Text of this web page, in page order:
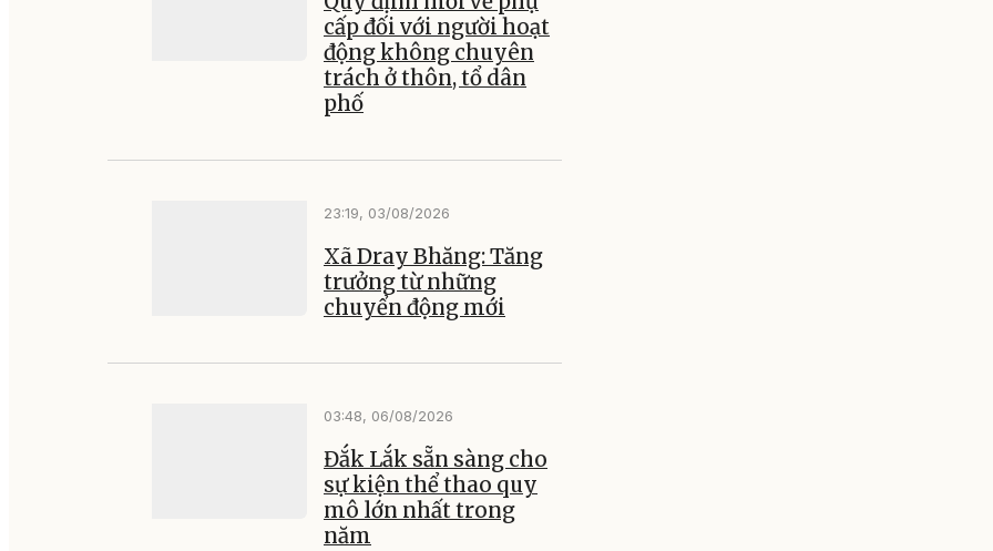
cấp đối với người hoạt
động không chuyên
trách ở thôn, tổ dân
phố
23:19, 03/08/2026
Xã Dray Bhăng: Tăng
trưởng từ những
chuyển động mới
03:48, 06/08/2026
Đắk Lắk sẵn sàng cho
sự kiện thể thao quy
mô lớn nhất trong
năm